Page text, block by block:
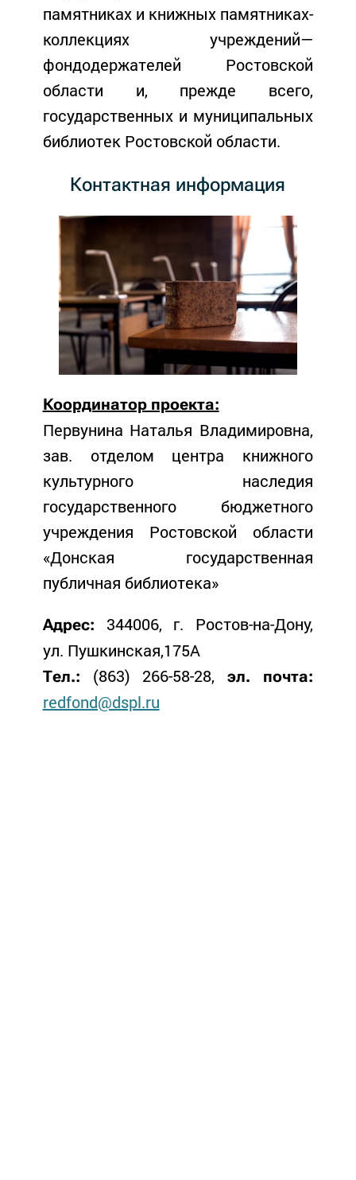
памятниках и книжных памятниках-
коллекциях учреждений—
фондодержателей Ростовской
области и, прежде всего,
государственных и муниципальных
библиотек Ростовской области.
Контактная информация
Координатор проекта:
Первунина Наталья Владимировна,
зав. отделом центра книжного
культурного наследия
государственного бюджетного
учреждения Ростовской области
«Донская государственная
публичная библиотека»
Адрес: 344006, г. Ростов-на-Дону,
ул. Пушкинская,175А
Тел.: (863) 266-58-28,эл. почта:
redfond@dspl.ru